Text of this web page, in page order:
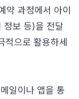
약 과정에서 아이
정보 등)을 전달
적으로 활용하세
일이나 앱을 통